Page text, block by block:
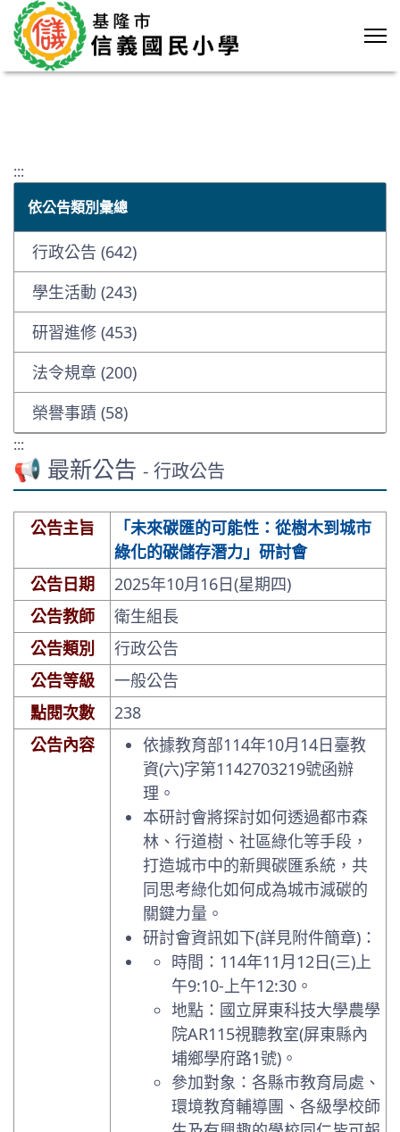
:::
依公告類別彙總
行政公告 (642)
學生活動 (243)
研習進修 (453)
法令規章 (200)
榮譽事蹟 (58)
:::
📢 最新公告 - 行政公告
公告主旨
「未來碳匯的可能性：從樹木到城市
綠化的碳儲存潛力」研討會
公告日期
2025年10月16日(星期四)
公告教師
衛生組長
公告類別
行政公告
公告等級
一般公告
點閱次數
238
公告內容
依據教育部114年10月14日臺教
資(六)字第1142703219號函辦
理。
本研討會將探討如何透過都市森
林、行道樹、社區綠化等手段，
打造城市中的新興碳匯系統，共
同思考綠化如何成為城市減碳的
關鍵力量。
研討會資訊如下(詳見附件簡章)：
時間：114年11月12日(三)上
午9:10-上午12:30。
地點：國立屏東科技大學農學
院AR115視聽教室(屏東縣內
埔鄉學府路1號)。
參加對象：各縣市教育局處、
環境教育輔導團、各級學校師